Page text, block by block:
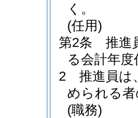
く。
(任用)
第2条
推進
る会計年
2
推進員は
められる
(職務)